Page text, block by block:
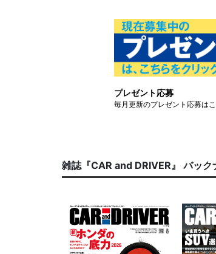
プレゼント応募
毎月更新のプレゼント応募は
雑誌『CAR and DRIVER』 バック